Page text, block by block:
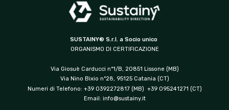
SUSTAINY® S.r.l. a Socio unico
ORGANISMO DI CERTIFICAZIONE
Via Giosuè Carducci n°1/B, 20851 Lissone (MB)
Via Nino Bixio n°28, 95125 Catania (CT)
Numeri di Telefono: +39 0392272817 (MB) +39 095241271 (CT)
Email: info@sustainy.it